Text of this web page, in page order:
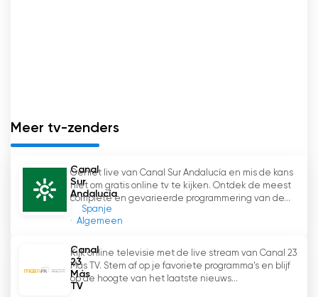
Meer tv-zenders
Canal
Sur
Andalucía
Spanje
Algemeen
Geniet live van Canal Sur Andalucía en mis de kans
niet om gratis online tv te kijken. Ontdek de meest
complete en gevarieerde programmering van de...
Canal
23
Más
TV
Kijk online televisie met de live stream van Canal 23
Más TV. Stem af op je favoriete programma's en blijf
op de hoogte van het laatste nieuws...